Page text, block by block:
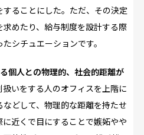
ることにした。ただ、その決定
めたり、給与制度を設計する際
シチュエーションです。
個人との物理的、社会的距離が
扱いをする人のオフィスを上階に
どして、物理的な距離を持たせ
近くで目にすることで嫉妬やや